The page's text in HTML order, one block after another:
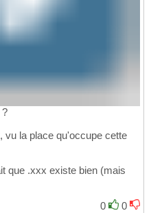
?
vu la place qu'occupe cette
que .xxx existe bien (mais
0
0